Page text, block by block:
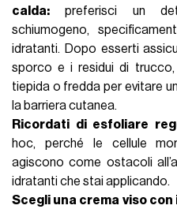
calda: preferisci un
schiumogeno,
idratanti. Dopo esserti
sporco e i residui di
tiepida o fredda per evitare
la barriera cutanea.
Ricordati di esfoliare
hoc, perché le cellule
agiscono come ostacoli
idratanti che stai applicando.
Scegli una crema viso